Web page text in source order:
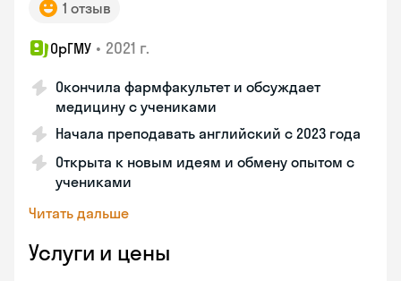
1 отзыв
ОрГМУ • 2021 г.
Окончила фармфакультет и обсуждает
медицину с учениками
Начала преподавать английский с 2023 года
Открыта к новым идеям и обмену опытом с
учениками
Читать дальше
Услуги и цены